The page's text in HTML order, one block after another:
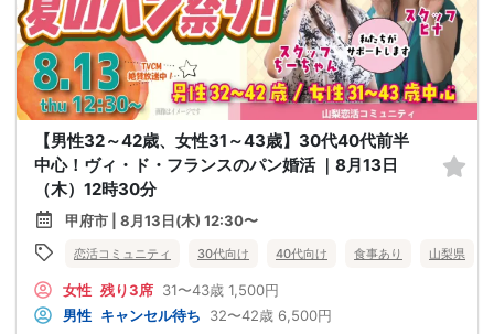
【男性32～42歳、女性31～43歳】30代40代前半
中心！ヴィ・ド・フランスのパン婚活 ｜8月13日
（木）12時30分
甲府市 | 8月13日(木) 12:30〜
恋活コミュニティ 30代向け 40代向け 食事あり 山梨県
女性 残り3席 31〜43歳 1,500円
男性 キャンセル待ち 32〜42歳 6,500円